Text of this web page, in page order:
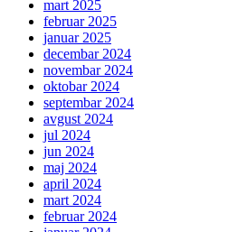
mart 2025
februar 2025
januar 2025
decembar 2024
novembar 2024
oktobar 2024
septembar 2024
avgust 2024
jul 2024
jun 2024
maj 2024
april 2024
mart 2024
februar 2024